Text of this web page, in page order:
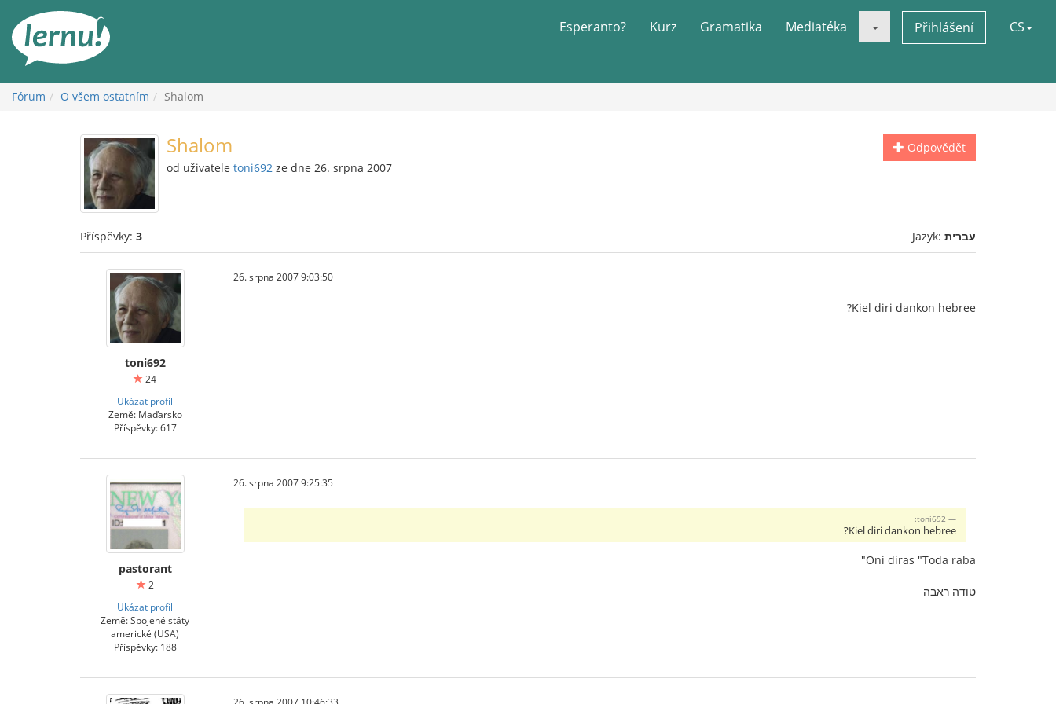
obsahu
Esperanto? Kurz Gramatika Mediatéka Přihlášení CS
Fórum O všem ostatním Shalom
Odpovědět
Shalom
od uživatele toni692 ze dne 26. srpna 2007
Příspěvky: 3 Jazyk: עברית
toni692
24
Ukázat profil
Země: Maďarsko
Příspěvky: 617
26. srpna 2007 9:03:50
Kiel diri dankon hebree?
pastorant
2
Ukázat profil
Země: Spojené státy
americké (USA)
Příspěvky: 188
26. srpna 2007 9:25:35
toni692:
Kiel diri dankon hebree?
Oni diras "Toda raba"
טודה ראבה